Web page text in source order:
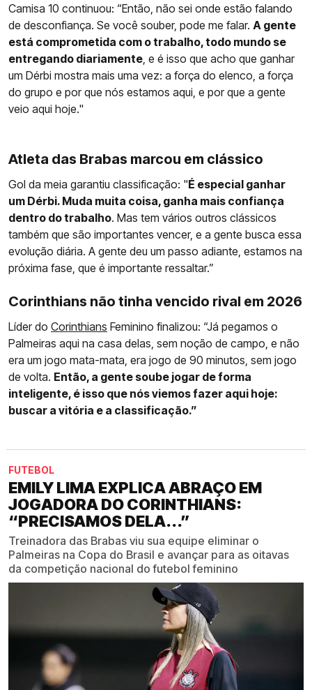
Camisa 10 continuou: “Então, não sei onde estão falando
de desconfiança. Se você souber, pode me falar. A gente
está comprometida com o trabalho, todo mundo se
entregando diariamente , e é isso que acho que ganhar
um Dérbi mostra mais uma vez: a força do elenco, a força
do grupo e por que nós estamos aqui, e por que a gente
veio aqui hoje."
Atleta das Brabas marcou em clássico
Gol da meia garantiu classificação: "É especial ganhar
um Dérbi. Muda muita coisa, ganha mais confiança
dentro do trabalho. Mas tem vários outros clássicos
também que são importantes vencer, e a gente busca essa
evolução diária. A gente deu um passo adiante, estamos na
próxima fase, que é importante ressaltar.”
Corinthians não tinha vencido rival em 2026
Líder do Corinthians Feminino finalizou: “Já pegamos o
Palmeiras aqui na casa delas, sem noção de campo, e não
era um jogo mata-mata, era jogo de 90 minutos, sem jogo
de volta. Então, a gente soube jogar de forma
inteligente, é isso que nós viemos fazer aqui hoje:
buscar a vitória e a classificação.”
FUTEBOL
EMILY LIMA EXPLICA ABRAÇO EM
JOGADORA DO CORINTHIANS:
“PRECISAMOS DELA...”
Treinadora das Brabas viu sua equipe eliminar o
Palmeiras na Copa do Brasil e avançar para as oitavas
da competição nacional do futebol feminino